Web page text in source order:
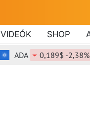
VIDEÓK SHOP
ADA 0,189$ -2,38%